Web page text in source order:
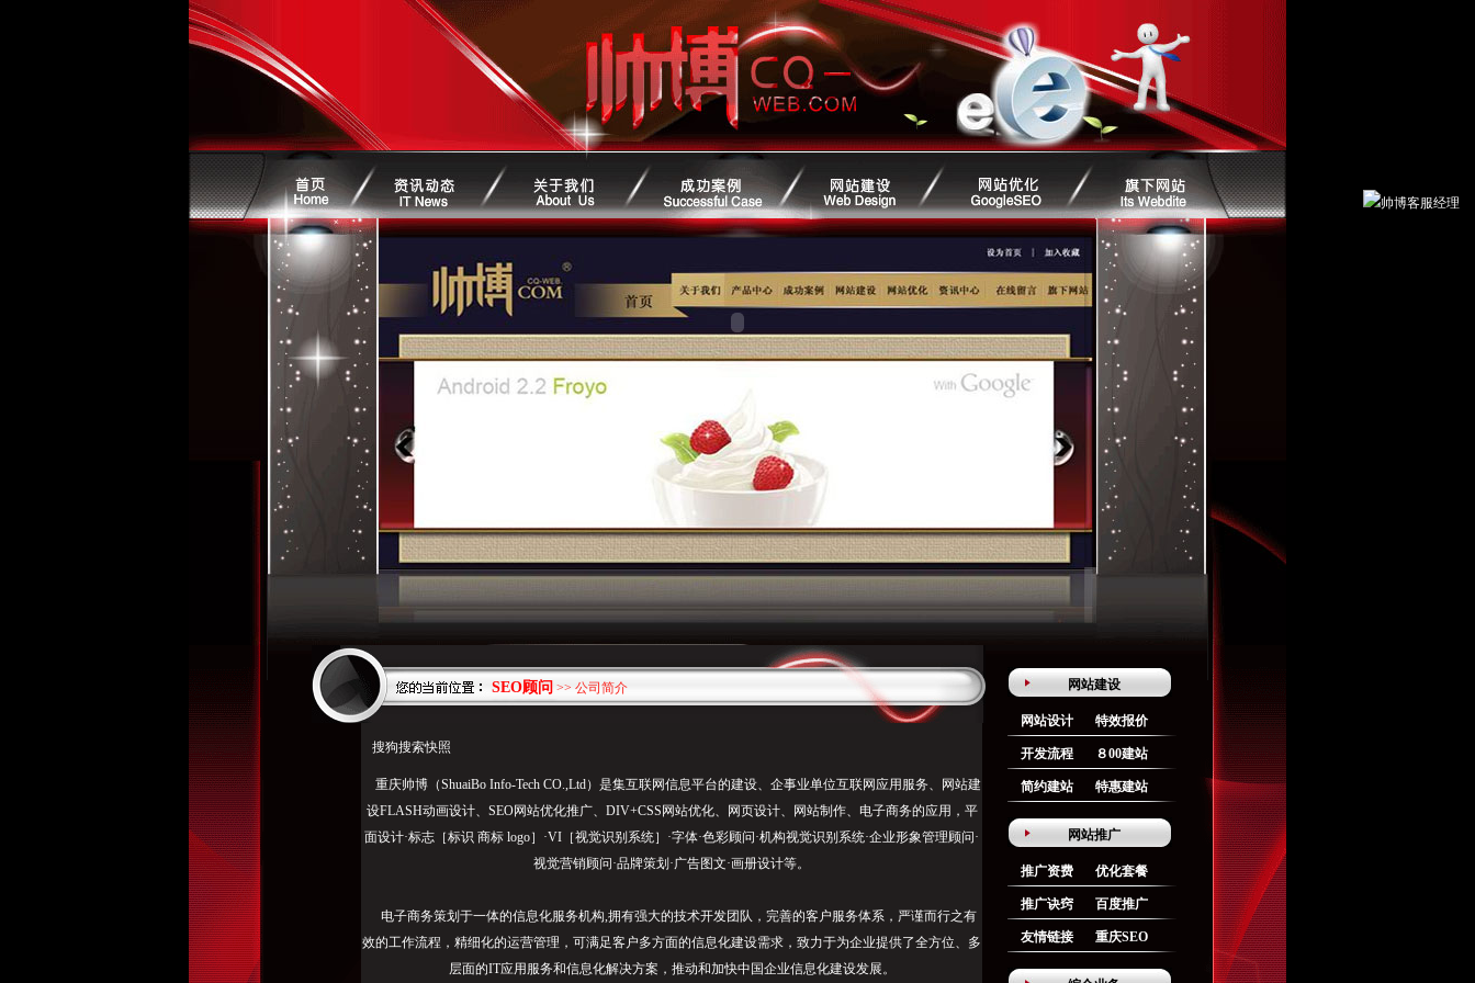
SEO顾问 >> 公司简介
搜狗搜索快照
重庆帅博（ShuaiBo Info-Tech CO.,Ltd）是集互联网信息平台的建设、企事业单位互联网应用服务、网站建
设FLASH动画设计、SEO网站优化推广、DIV+CSS网站优化、网页设计、网站制作、电子商务的应用，平
面设计·标志［标识 商标 logo］·VI［视觉识别系统］·字体·色彩顾问·机构视觉识别系统·企业形象管理顾问·
视觉营销顾问·品牌策划·广告图文·画册设计等。
电子商务策划于一体的信息化服务机构,拥有强大的技术开发团队，完善的客户服务体系，严谨而行之有
效的工作流程，精细化的运营管理，可满足客户多方面的信息化建设需求，致力于为企业提供了全方位、多
层面的IT应用服务和信息化解决方案，推动和加快中国企业信息化建设发展。
网站建设
网站设计 特效报价
开发流程 ８00建站
简约建站 特惠建站
网站推广
推广资费 优化套餐
推广诀窍 百度推广
友情链接 重庆SEO